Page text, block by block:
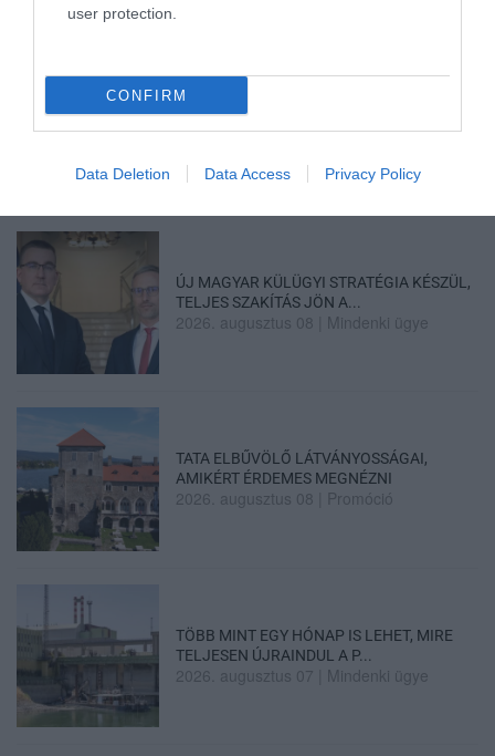
user protection.
CONFIRM
Data Deletion Data Access Privacy Policy
BAKA ANDRÁST JELÖLI KÖZTÁRSASÁGI
ÚJ MAGYAR KÜLÜGYI STRATÉGIA KÉSZÜL,
TELJES SZAKÍTÁS JÖN A...
2026. augusztus 08 Mindenki ügye
TATA ELBŰVÖLŐ LÁTVÁNYOSSÁGAI,
AMIKÉRT ÉRDEMES MEGNÉZNI
2026. augusztus 08 Promóció
TÖBB MINT EGY HÓNAP IS LEHET, MIRE
TELJESEN ÚJRAINDUL A P...
2026. augusztus 07 Mindenki ügye